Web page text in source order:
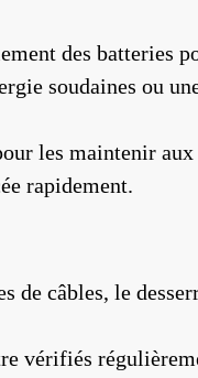
des batteries
soudaines ou
les maintenir
rapidement.
de câbles, le
vérifiés